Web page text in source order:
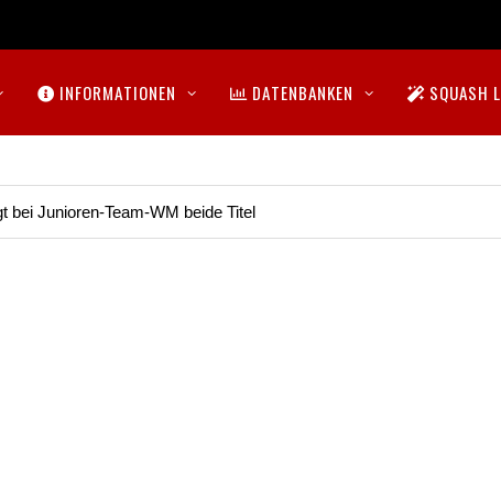
INFORMATIONEN DATENBANKEN SQUASH
bei Junioren-Team-WM beide Titel